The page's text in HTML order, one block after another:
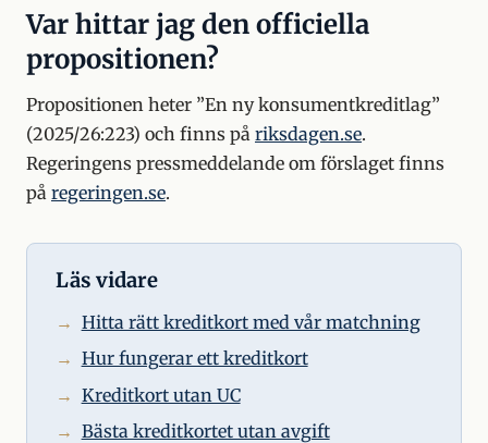
Var hittar jag den officiella
propositionen?
Propositionen heter ”En ny konsumentkreditlag”
(2025/26:223) och finns på riksdagen.se.
Regeringens pressmeddelande om förslaget finns
på regeringen.se.
Läs vidare
Hitta rätt kreditkort med vår matchning
Hur fungerar ett kreditkort
Kreditkort utan UC
Bästa kreditkortet utan avgift